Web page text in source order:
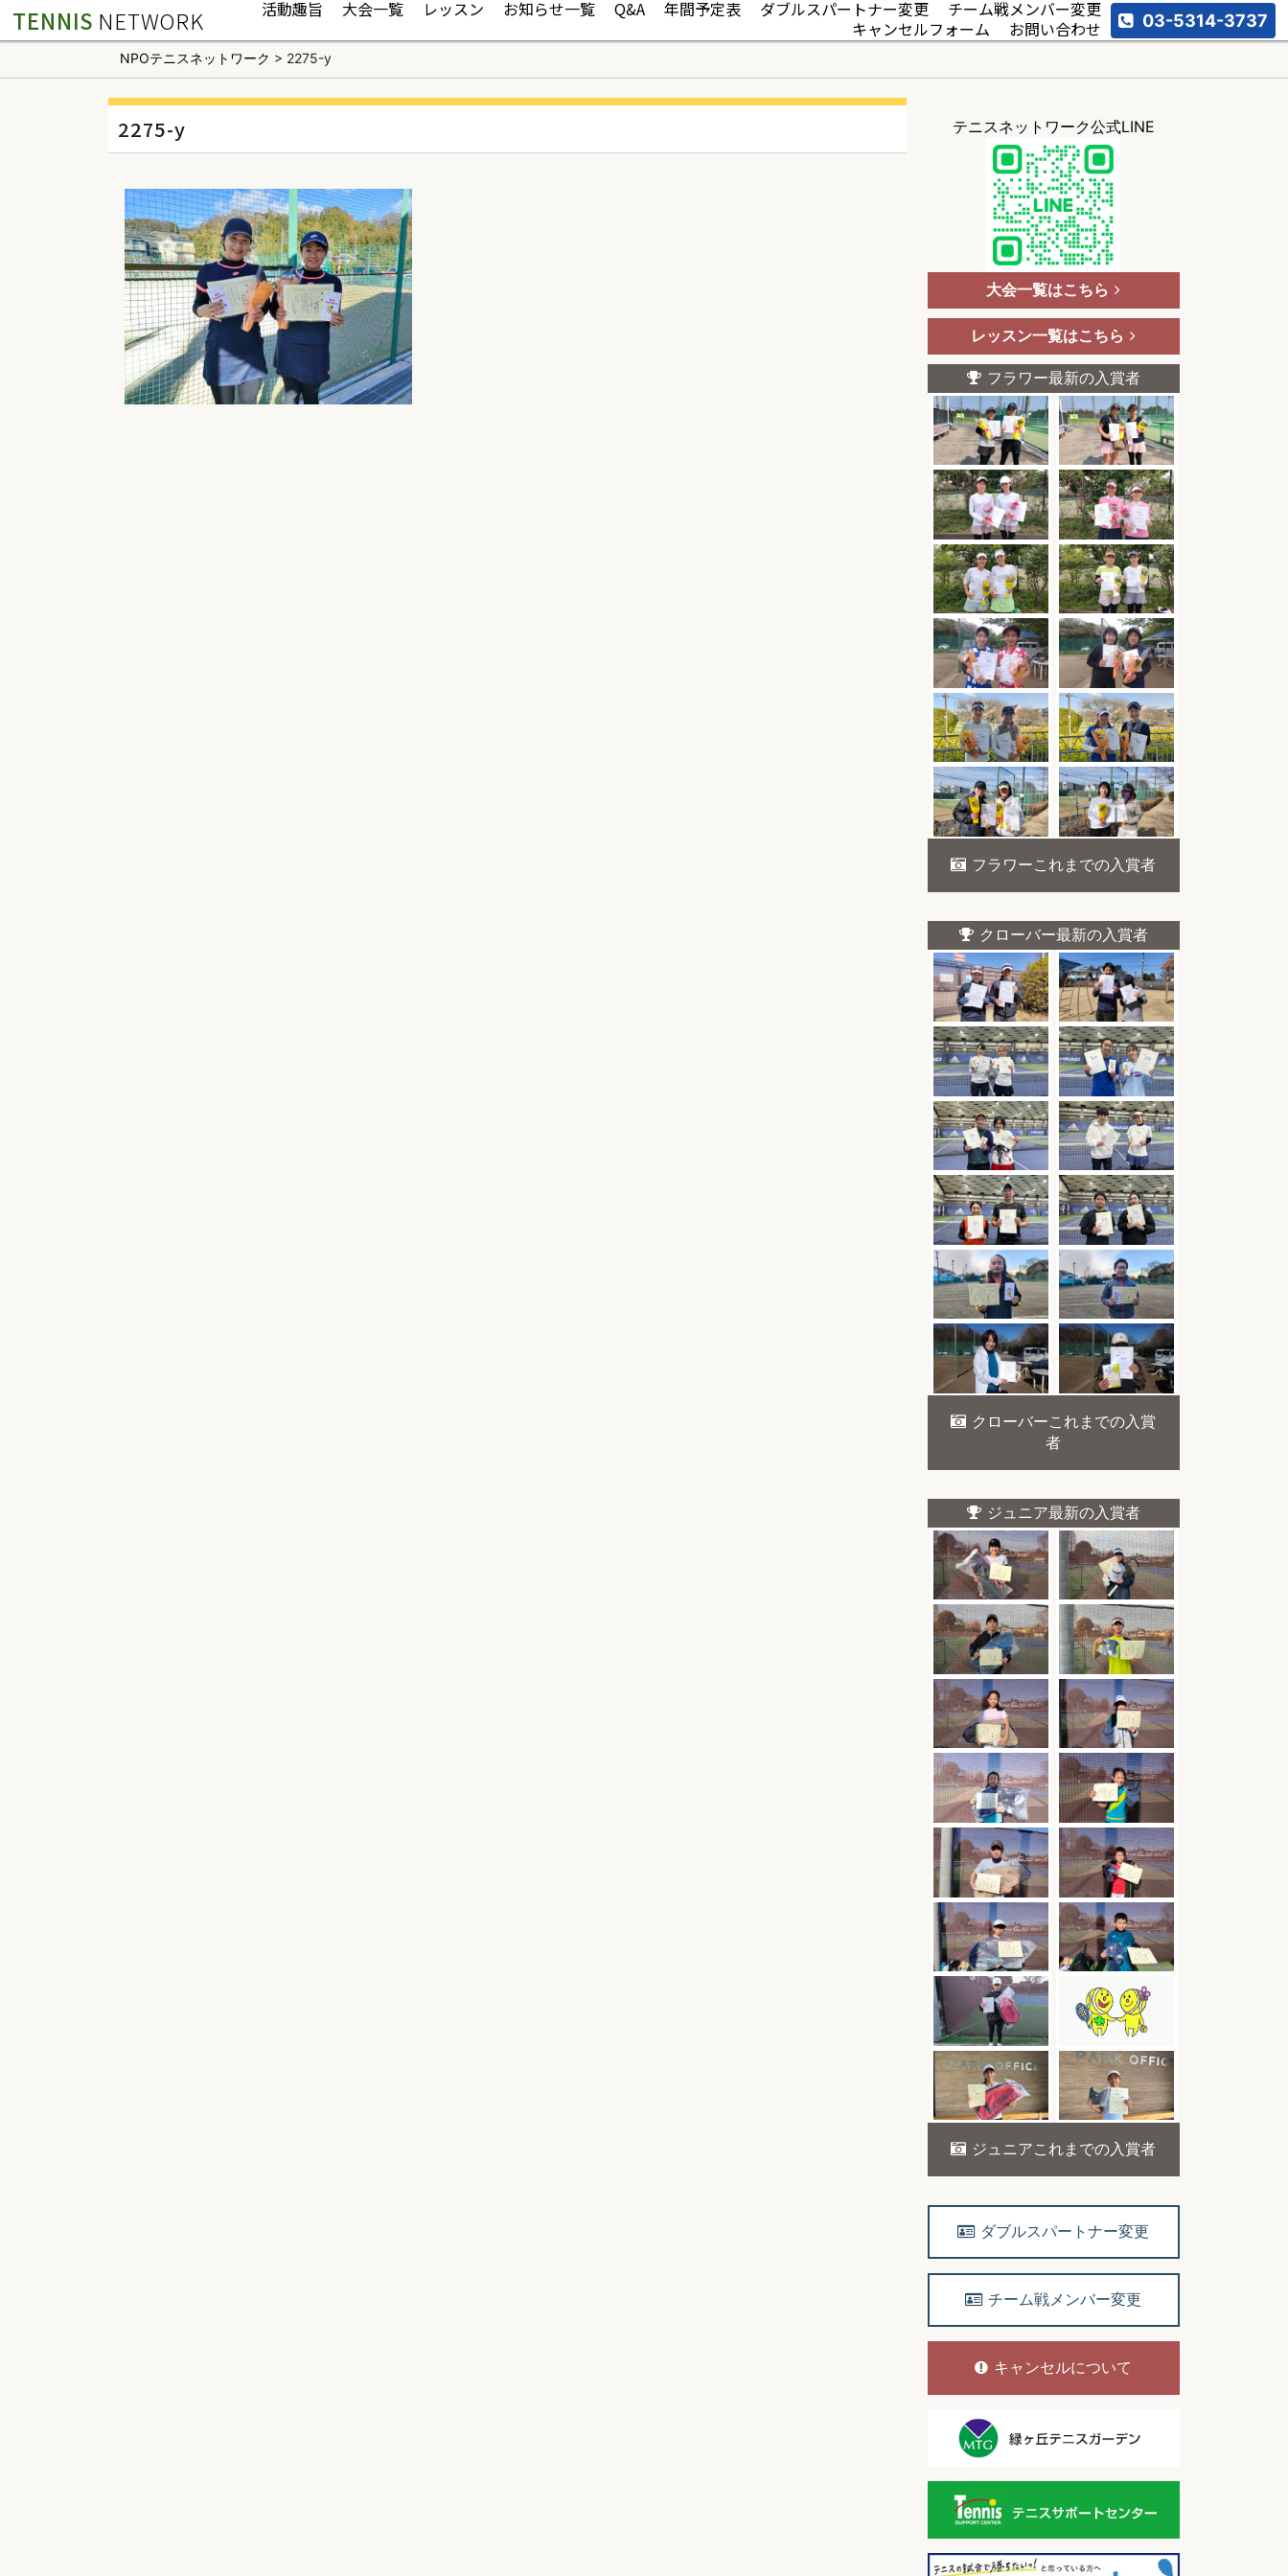
TENNIS NETWORK 活動趣旨 大会一覧 レッスン お知らせ一覧 Q&A 年間予定表 ダブルスパートナー変更
チーム戦メンバー変更
キャンセルフォーム
お問い合わせ 03-5314-3737
NPOテニスネットワーク > 2275-y
2275-y テニスネットワーク公式LINE
大会一覧はこちら
レッスン一覧はこちら
フラワー最新の入賞者
フラワーこれまでの入賞者
クローバー最新の入賞者
クローバーこれまでの入賞
者
ジュニア最新の入賞者
ジュニアこれまでの入賞者
ダブルスパートナー変更
チーム戦メンバー変更
キャンセルについて